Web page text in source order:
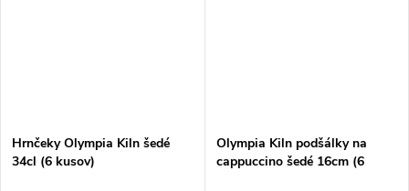
Hrnčeky Olympia Kiln šedé
34cl (6 kusov)
Olympia Kiln podšálky na
cappuccino šedé 16cm (6